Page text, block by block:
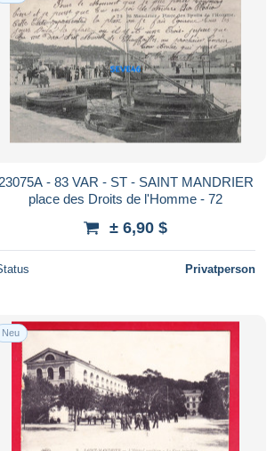
23075A - 83 VAR - ST - SAINT MANDRIER
place des Droits de l'Homme - 72
± 6,90 $
Privatperson
Neu